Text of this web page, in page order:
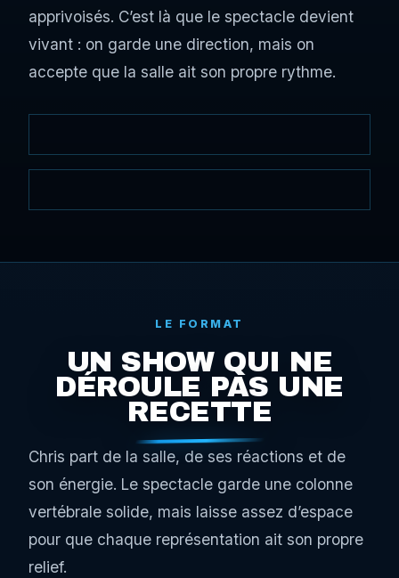
apprivoisés. C’est là que le spectacle devient
vivant : on garde une direction, mais on
accepte que la salle ait son propre rythme.
LE FORMAT
UN SHOW QUI NE
DÉROULE PAS UNE
RECETTE
Chris part de la salle, de ses réactions et de
son énergie. Le spectacle garde une colonne
vertébrale solide, mais laisse assez d’espace
pour que chaque représentation ait son propre
relief.